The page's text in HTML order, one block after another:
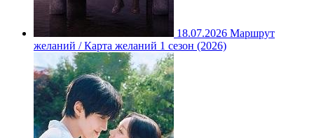
18.07.2026 Маршрут
желаний / Карта желаний 1 сезон (2026)